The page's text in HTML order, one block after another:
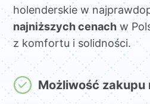
holenderskie w
najniższych cenachw
z komfortu i solidności.
Możliwość zakupu